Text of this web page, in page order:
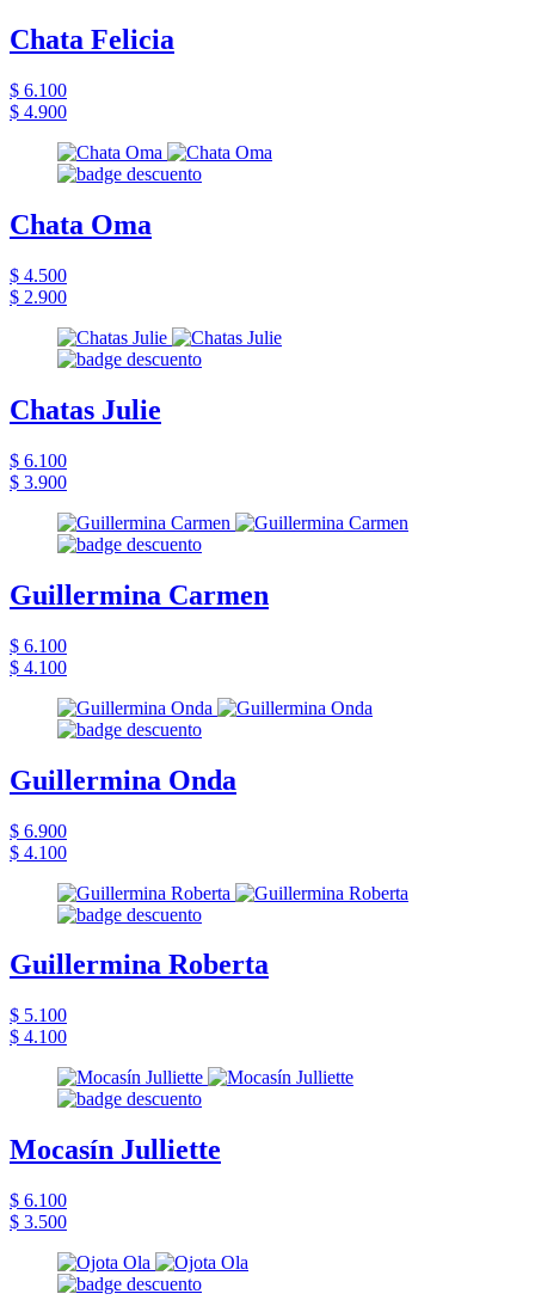
Chata Felicia
$ 6.100
$ 4.900
Chata Oma
$ 4.500
$ 2.900
Chatas Julie
$ 6.100
$ 3.900
Guillermina Carmen
$ 6.100
$ 4.100
Guillermina Onda
$ 6.900
$ 4.100
Guillermina Roberta
$ 5.100
$ 4.100
Mocasín Julliette
$ 6.100
$ 3.500